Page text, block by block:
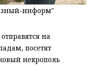
информ"
на
посетят
некрополь